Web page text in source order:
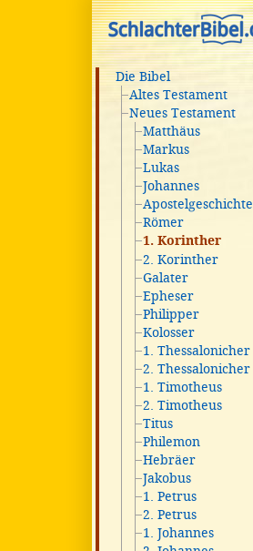
Die Bibel
Altes Testament
Neues Testament
Matthäus
Markus
Lukas
Johannes
Apostelgeschichte
Römer
1. Korinther
2. Korinther
Galater
Epheser
Philipper
Kolosser
1. Thessalonicher
2. Thessalonicher
1. Timotheus
2. Timotheus
Titus
Philemon
Hebräer
Jakobus
1. Petrus
2. Petrus
1. Johannes